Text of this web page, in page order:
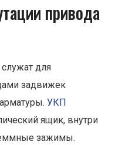
привода
для
задвижек
УКП
ящик, внутри
зажимы.